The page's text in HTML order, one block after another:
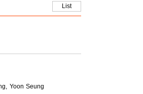
List
, Yoon Seung